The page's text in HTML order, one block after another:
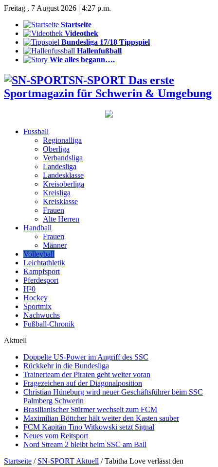
Freitag , 7 August 2026 | 4:27 p.m.
Startseite
Videothek
Bundesliga 17/18 Tippspiel
Hallenfußball
Wie alles begann….
SN-SPORT Das erste
Sportmagazin für Schwerin & Umgebung
Fussball
Regionalliga
Oberliga
Verbandsliga
Landesliga
Landesklasse
Kreisoberliga
Kreisliga
Kreisklasse
Frauen
Alte Herren
Handball
Frauen
Männer
Volleyball
Leichtathletik
Kampfsport
Pferdesport
H²0
Hockey
Sportmix
Nachwuchs
Fußball-Chronik
Aktuell
Doppelte US-Power im Angriff des SSC
Rückkehr in die Bundesliga
Trainerteam der Piraten geht weiter voran
Fragezeichen auf der Diagonalposition
Christian Hüneburg wird neuer Geschäftsführer beim SSC
Palmberg Schwerin
Brasilianischer Stürmer wechselt zum FCM
Maximilian Böttcher hält weiter den Kasten sauber
FCM Kapitän Tino Witkowski setzt Signal
Neues vom Reitsport
Nord Stream 2 bleibt beim SSC am Ball
Startseite / SN-SPORT Aktuell / Tabitha Love verlässt den